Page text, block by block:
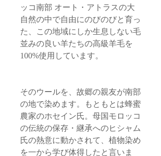
ッコ南部 オート・アトラスの大
自然の中で自由にのびのびと育っ
た、この地域にしか生息しない毛
並みの良い羊たちの高級羊毛を
100%使用しています。
そのウールを、故郷の親友が南部
の地で染めます。もともとは蜂蜜
農家のホセイン氏。母国モロッコ
の伝統の保存・継承へのヒシャム
氏の熱意に動かされて、植物染め
を一から学び体得したと言いま